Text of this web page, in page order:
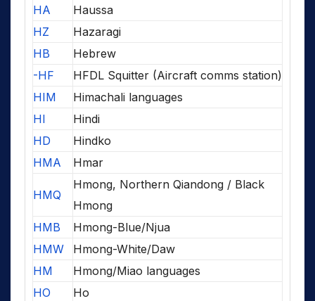
HA
Haussa
HZ
Hazaragi
HB
Hebrew
-HF
HFDL Squitter (Aircraft comms station)
HIM
Himachali languages
HI
Hindi
HD
Hindko
HMA
Hmar
HMQ
Hmong, Northern Qiandong / Black
Hmong
HMB
Hmong-Blue/Njua
HMW
Hmong-White/Daw
HM
Hmong/Miao languages
HO
Ho